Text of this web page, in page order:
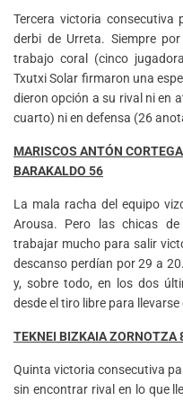
Tercera victoria consecutiva
derbi de Urreta. Siempre
trabajo coral (cinco
Txutxi Solar firmaron una
dieron opción a su rival ni en
cuarto) ni en defensa (26
MARISCOS ANTÓN
BARAKALDO 56
La mala racha del equipo
Arousa. Pero las chicas
trabajar mucho para salir
descanso perdían por 29 a
y, sobre todo, en los dos
desde el tiro libre para
TEKNEI BIZKAIA ZORNOTZA
Quinta victoria consecutiva
sin encontrar rival en lo que